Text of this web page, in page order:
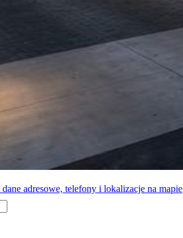
dane adresowe, telefony i lokalizacje na mapie